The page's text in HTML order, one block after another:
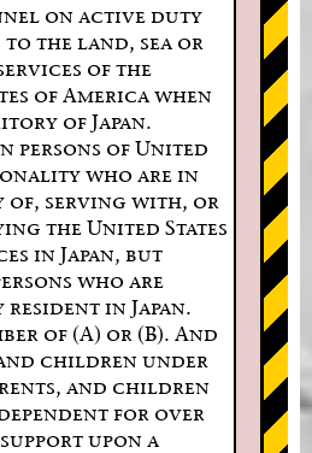
on active duty
the land, sea or
of the
of America when
of Japan.
persons of United
who are in
of, serving with, or
the United States
in Japan, but
who are
in Japan.
of (A) or (B). And
and children under
and children
for over
upon a